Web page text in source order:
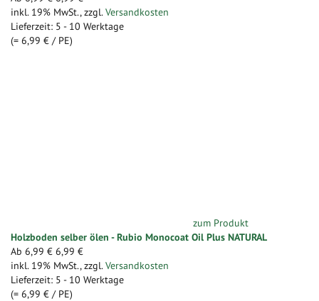
inkl. 19% MwSt., zzgl. Versandkosten
Lieferzeit: 5 - 10 Werktage
(= 6,99 € / PE)
zum Produkt
Holzboden selber ölen - Rubio Monocoat Oil Plus NATURAL
Ab 6,99 € 6,99 €
inkl. 19% MwSt., zzgl. Versandkosten
Lieferzeit: 5 - 10 Werktage
(= 6,99 € / PE)